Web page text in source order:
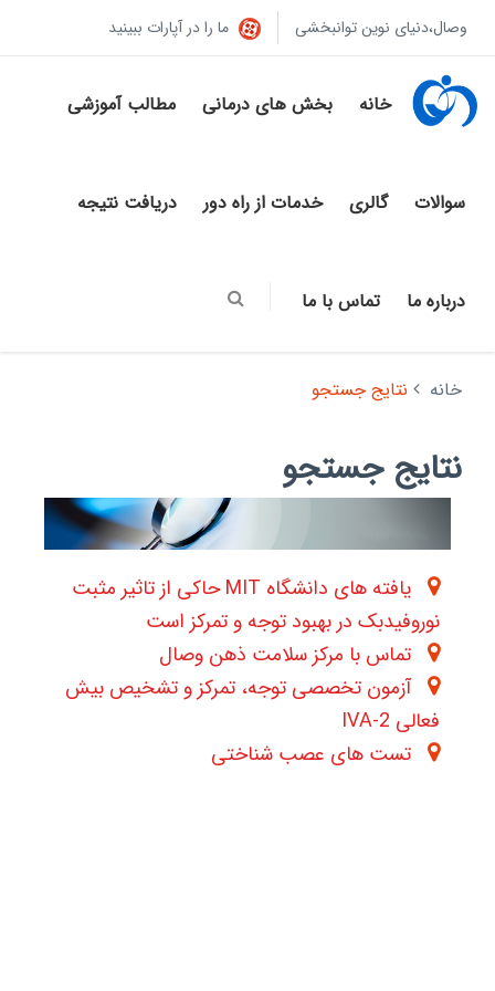
وصال،دنیای نوین توانبخشی ما را در آپارات ببینید
خانه بخش های درمانی مطالب آموزشی
سوالات گالری خدمات از راه دور دریافت نتیجه
درباره ما تماس با ما
خانه نتایج جستجو
نتایج جستجو
یافته های دانشگاه MIT حاکی از تاثیر مثبت
نوروفیدبک در بهبود توجه و تمرکز است
تماس با مرکز سلامت ذهن وصال
آزمون تخصصی توجه، تمرکز و تشخیص بیش
فعالی IVA-2
تست های عصب شناختی